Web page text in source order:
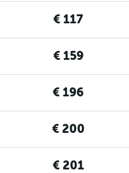
€ 117
€ 159
€ 196
€ 200
€ 201